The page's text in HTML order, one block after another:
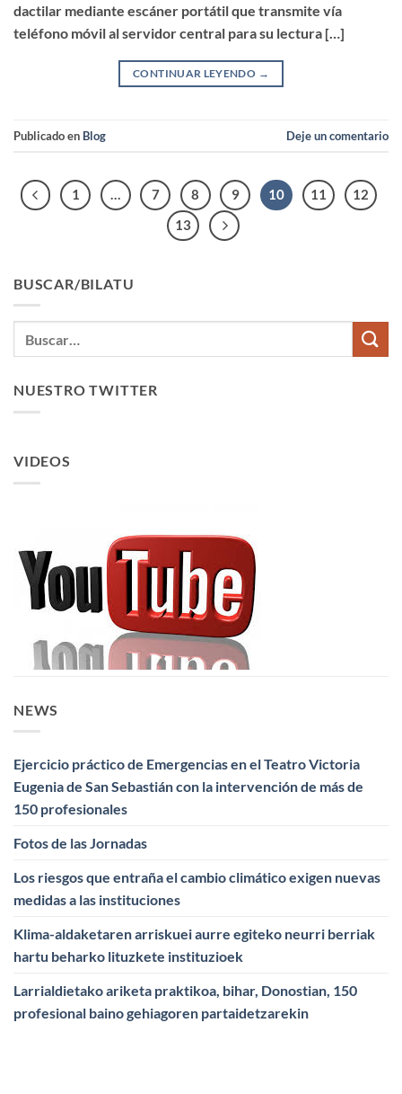
dactilar mediante escáner portátil que transmite vía
teléfono móvil al servidor central para su lectura […]
CONTINUAR LEYENDO →
Publicado en Blog Deje un comentario
1 … 7 8 9 10 11
12
13
BUSCAR/BILATU
NUESTRO TWITTER
VIDEOS
NEWS
Ejercicio práctico de Emergencias en el Teatro Victoria
Eugenia de San Sebastián con la intervención de más de
150 profesionales
Fotos de las Jornadas
Los riesgos que entraña el cambio climático exigen nuevas
medidas a las instituciones
Klima-aldaketaren arriskuei aurre egiteko neurri berriak
hartu beharko lituzkete instituzioek
Larrialdietako ariketa praktikoa, bihar, Donostian, 150
profesional baino gehiagoren partaidetzarekin